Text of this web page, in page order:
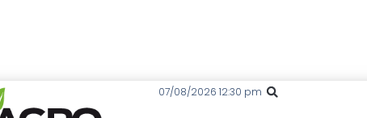
07/08/2026 12:30 pm